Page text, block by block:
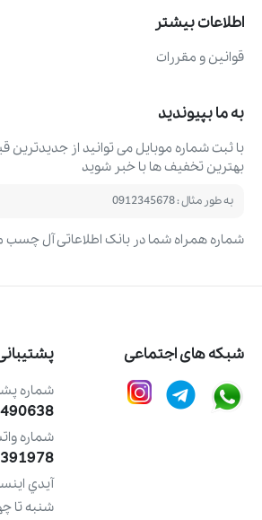
اطلاعات بیشتر
قوانین و مقررات
به ما بپیوندید
با ثبت شماره موبایل می ‌توانید از
بهترین تخفیف ‌ها با خبر شوید
شماره همراه شما در بانک اطلاعاتی آل چسب
شبکه های اجتماعی
شماره
شماره
آيدي
شنبه تا